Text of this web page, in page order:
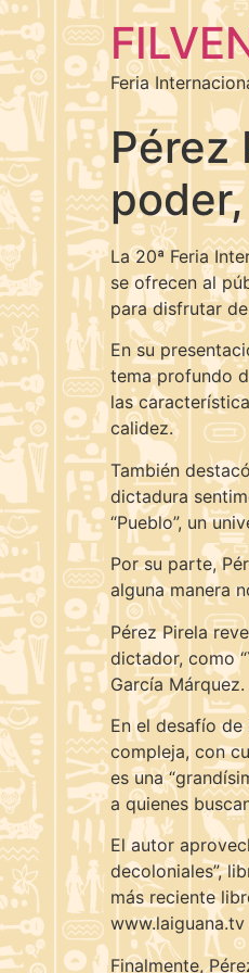
Feria
Pérez
La 20ª Feria
se ofrecen al
para disfrutar
En su
tema profundo
las
calidez.
También
dictadura
“Pueblo”, un
Por su parte,
alguna manera
Pérez Pirela
dictador, como
García Márquez.
En el desafío de
compleja, con
es una
a quienes
El autor
decoloniales”,
más reciente
www.laiguana.tv
Finalmente,